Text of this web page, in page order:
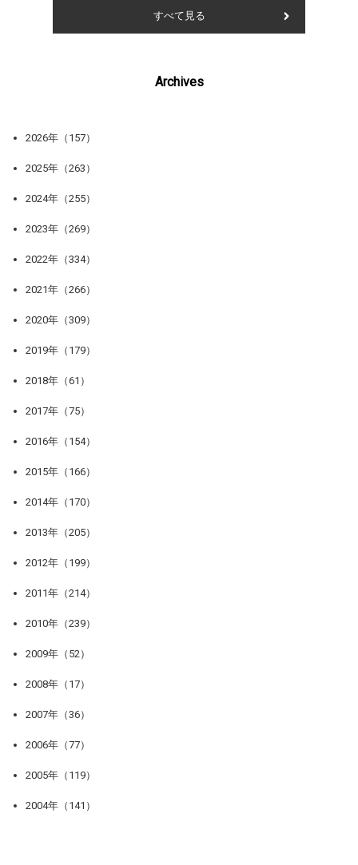
すべて見る
Archives
2026年（157）
2025年（263）
2024年（255）
2023年（269）
2022年（334）
2021年（266）
2020年（309）
2019年（179）
2018年（61）
2017年（75）
2016年（154）
2015年（166）
2014年（170）
2013年（205）
2012年（199）
2011年（214）
2010年（239）
2009年（52）
2008年（17）
2007年（36）
2006年（77）
2005年（119）
2004年（141）